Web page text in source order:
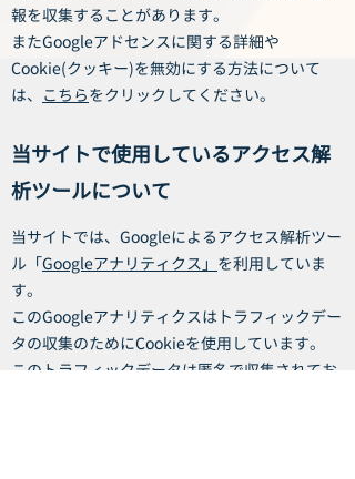
報を収集することがあります。
またGoogleアドセンスに関する詳細や
Cookie(クッキー)を無効にする方法について
は、 こちらをクリックしてください。
当サイトで使用しているアクセス解
析ツールについて
当サイトでは、Googleによるアクセス解析ツー
ル「Googleアナリティクス」 を利用していま
す。
このGoogleアナリティクスはトラフィックデー
タの収集のためにCookieを使用しています。
このトラフィックデータは匿名で収集されてお